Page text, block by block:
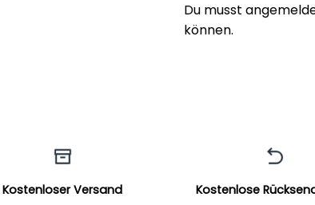
Du musst
können.
Kostenloser Versand Kostenlose